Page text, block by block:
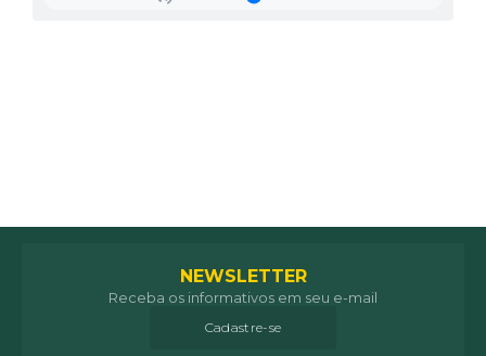
NEWSLETTER
Receba os informativos em seu e-mail
Cadastre-se